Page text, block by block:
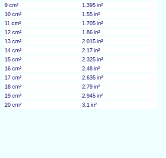
9 cm²
1.395 in²
10 cm²
1.55 in²
11 cm²
1.705 in²
12 cm²
1.86 in²
13 cm²
2.015 in²
14 cm²
2.17 in²
15 cm²
2.325 in²
16 cm²
2.48 in²
17 cm²
2.635 in²
18 cm²
2.79 in²
19 cm²
2.945 in²
20 cm²
3.1 in²